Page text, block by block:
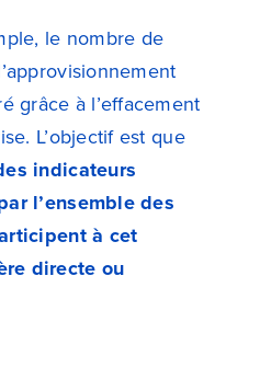
le nombre de
grâce à l’effacement
L’objectif est que
indicateurs
l’ensemble des
à cet
directe ou